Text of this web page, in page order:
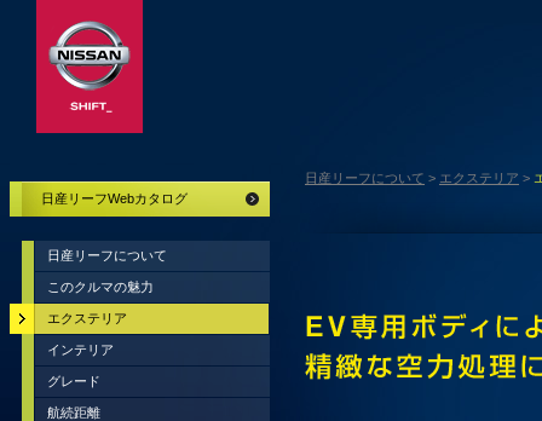
日産リーフについて > エクステリア >
日産リーフWebカタログ
日産リーフについて
このクルマの魅力
エクステリア
インテリア
グレード
航続距離